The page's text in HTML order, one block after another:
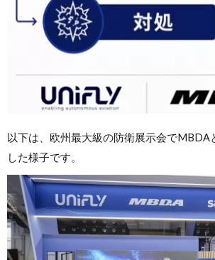
以下は、欧州最大級の防衛展示会でMBDA
した様子です。